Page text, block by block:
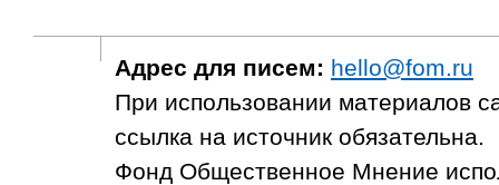
Адрес для писем: hello@fom.ru
При использовании материалов
ссылка на источник обязательна.
Фонд Общественное Мнение